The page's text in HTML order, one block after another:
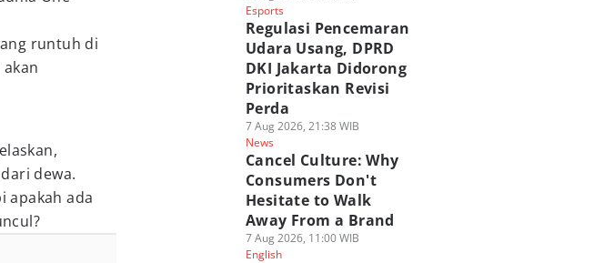
runtuh di
dewa.
apakah ada
Esports
Regulasi Pencemaran
Udara Usang, DPRD
DKI Jakarta Didorong
Prioritaskan Revisi
Perda
7 Aug 2026, 21:38 WIB
News
Cancel Culture: Why
Consumers Don't
Hesitate to Walk
Away From a Brand
7 Aug 2026, 11:00 WIB
English